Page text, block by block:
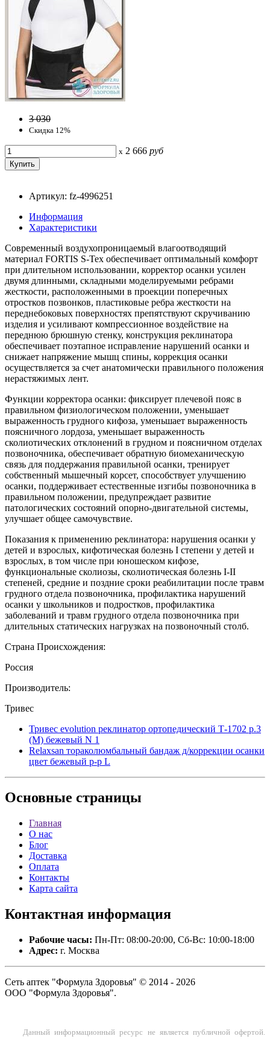
3 030
Скидка 12%
x 2 666 руб
Артикул: fz-4996251
Информация
Характеристики
Современный воздухопроницаемый влагоотводящий
материал FORTIS S-Tex обеспечивает оптимальный комфорт
при длительном использовании, корректор осанки усилен
двумя длинными, складными моделируемыми ребрами
жесткости, расположенными в проекции поперечных
отростков позвонков, пластиковые ребра жесткости на
переднебоковых поверхностях препятствуют скручиванию
изделия и усиливают компрессионное воздействие на
переднюю брюшную стенку, конструкция реклинатора
обеспечивает поэтапное исправление нарушений осанки и
снижает напряжение мышц спины, коррекция осанки
осуществляется за счет анатомически правильного положения
нерастяжимых лент.
Функции корректора осанки: фиксирует плечевой пояс в
правильном физиологическом положении, уменьшает
выраженность грудного кифоза, уменьшает выраженность
поясничного лордоза, уменьшает выраженность
сколиотических отклонений в грудном и поясничном отделах
позвоночника, обеспечивает обратную биомеханическую
связь для поддержания правильной осанки, тренирует
собственный мышечный корсет, способствует улучшению
осанки, поддерживает естественные изгибы позвоночника в
правильном положении, предупреждает развитие
патологических состояний опорно-двигательной системы,
улучшает общее самочувствие.
Показания к применению реклинатора: нарушения осанки у
детей и взрослых, кифотическая болезнь I степени у детей и
взрослых, в том числе при юношеском кифозе,
функциональные сколиозы, сколиотическая болезнь I-II
степеней, средние и поздние сроки реабилитации после травм
грудного отдела позвоночника, профилактика нарушений
осанки у школьников и подростков, профилактика
заболеваний и травм грудного отдела позвоночника при
длительных статических нагрузках на позвоночный столб.
Страна Происхождения:
Россия
Производитель:
Тривес
Тривес evolution реклинатор ортопедический Т-1702 р.3
(М) бежевый N 1
Relaxsan тораколюмбальный бандаж д/коррекции осанки
цвет бежевый р-р L
Основные страницы
Главная
О нас
Блог
Доставка
Оплата
Контакты
Карта сайта
Контактная информация
Рабочие часы: Пн-Пт: 08:00-20:00, Сб-Вс: 10:00-18:00
Адрес: г. Москва
Сеть аптек "Формула Здоровья" © 2014 - 2026
ООО "Формула Здоровья".
Данный информационный ресурс не является публичной офертой.